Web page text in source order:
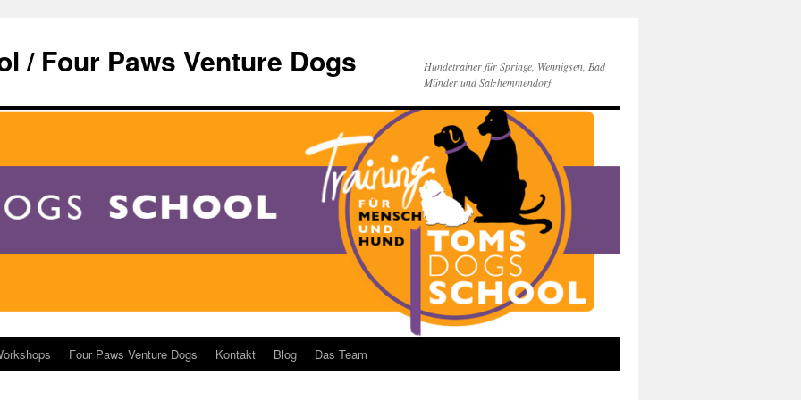
/ Four Paws Venture Dogs
Hundetrainer für Springe, Wennigsen, Bad
Münder und Salzhemmendorf
Four Paws Venture Dogs Kontakt Blog Das Team